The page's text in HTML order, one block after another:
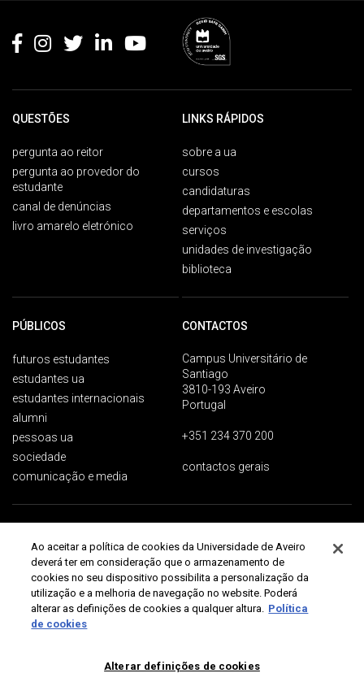
QUESTÕES
pergunta ao reitor
pergunta ao provedor do
estudante
canal de denúncias
livro amarelo eletrónico
LINKS RÁPIDOS
sobre a ua
cursos
candidaturas
departamentos e escolas
serviços
unidades de investigação
biblioteca
PÚBLICOS
futuros estudantes
estudantes ua
estudantes internacionais
alumni
pessoas ua
sociedade
comunicação e media
CONTACTOS
Campus Universitário de
Santiago
3810-193 Aveiro
Portugal
+351 234 370 200
contactos gerais
Universidade de Aveiro 2026
Ao aceitar a política de cookies da Universidade de Aveiro
deverá ter em consideração que o armazenamento de
cookies no seu dispositivo possibilita a personalização da
utilização e a melhoria de navegação no website. Poderá
alterar as definições de cookies a qualquer altura. Política
de cookies
Alterar definições de cookies